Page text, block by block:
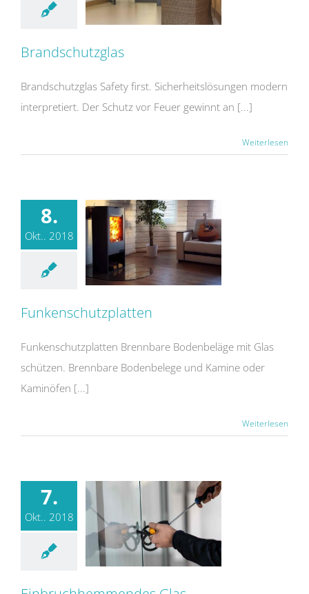
Brandschutzglas
Brandschutzglas Safety first. Sicherheitslösungen modern
interpretiert. Der Schutz vor Feuer gewinnt an [...]
Weiterlesen
8.
Okt.. 2018
Funkenschutzplatten
Funkenschutzplatten Brennbare Bodenbeläge mit Glas
schützen. Brennbare Bodenbelege und Kamine oder
Kaminöfen [...]
Weiterlesen
7.
Okt.. 2018